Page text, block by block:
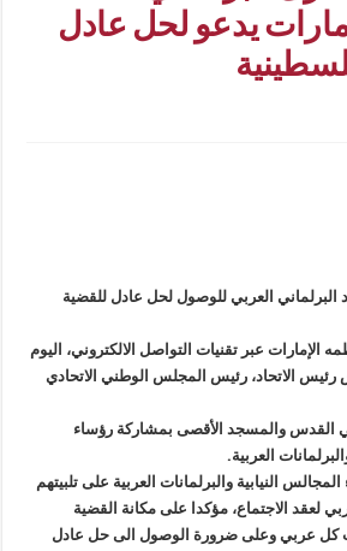
يدعو لحل عادل
البرلماني العربي للوصول لحل عادل للقضية
الإمارات عبر تقنيات التواصل الالكتروني، اليوم
رئيس الاتحاد، رئيس المجلس الوطني الاتحادي
القدس والمسجد الأقصى بمشاركة رؤساء
العربية.
النيابية والبرلمانات العربية على تلبيتهم
لعقد الاجتماع، مؤكدا على مكانة القضية
كل عربي وعلى ضرورة الوصول الى حل عادل